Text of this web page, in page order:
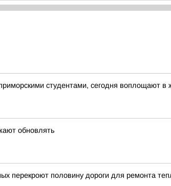
студентами, сегодня воплощают
обновлять
перекроют половину дороги для ремонта